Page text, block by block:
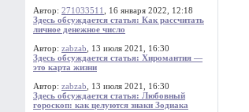
Автор: 271033511
, 16 января 2022, 12:18
Здесь обсуждается статья: Как рассчитать
личное денежное число
Автор: zabzab , 13 июля 2021, 16:30
Здесь обсуждается статья: Хиромантия —
это карта жизни
Автор: zabzab , 13 июля 2021, 16:30
Здесь обсуждается статья: Любовный
гороскоп: как целуются знаки Зодиака